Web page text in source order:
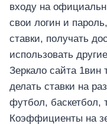
входу на
свои логин и
ставки, получать
использовать
Зеркало сайта 1вин
делать ставки на
футбол, баскетбол,
Коэффициенты на